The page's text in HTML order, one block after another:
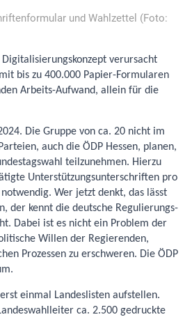
und Wahlzettel (Foto:
Digitalisierungskonzept verursacht
bis zu 400.000 Papier-Formularen
Arbeits-Aufwand, allein für die
Die Gruppe von ca. 20 nicht im
auch die ÖDP Hessen, planen,
teilzunehmen. Hierzu
Unterstützungsunterschriften pro
Wer jetzt denkt, das lässt
der kennt die deutsche Regulierungs-
Dabei ist es nicht ein Problem der
Willen der Regierenden,
Prozessen zu er­schweren. Die ÖDP
einmal Landeslisten aufstellen.
ca. 2.500 gedruckte